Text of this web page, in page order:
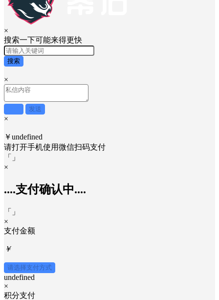
×
搜索一下可能来得更快
搜索
×
发送
×
￥undefined
请打开手机使用微信扫码支付
「
」
×
....支付确认中....
「
」
×
支付金额
￥
请选择支付方式
undefined
×
积分支付